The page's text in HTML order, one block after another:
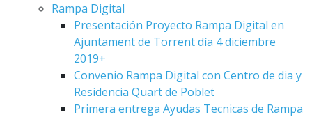
Rampa Digital
Presentación Proyecto Rampa Digital en
Ajuntament de Torrent día 4 diciembre
2019+
Convenio Rampa Digital con Centro de dia y
Residencia Quart de Poblet
Primera entrega Ayudas Tecnicas de Rampa